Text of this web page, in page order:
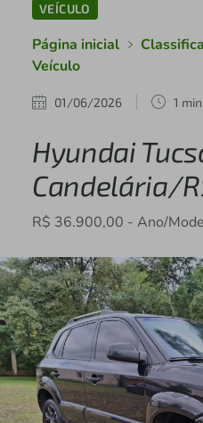
VEÍCULO
Página inicial
Veículo
01/06/2026 1
Hyundai
Candelária/
R$ 36.900,00 - Ano/